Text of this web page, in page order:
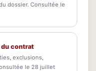
dossier. Consultée le
contrat
exclusions,
le 28 juillet